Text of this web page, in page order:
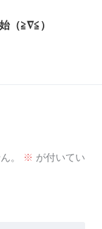
（≧∇≦）
。 ※ が付いてい